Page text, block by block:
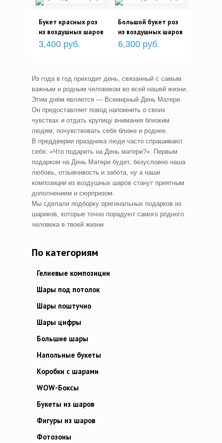
Букет красных роз
из воздушных шаров
3,400 руб.
Большой букет роз
из воздушных шаров
6,300 руб.
Из года в год приходит день, связанный с самым
важным и родным человеком во всей нашей жизни.
Этим днём является — Всемирный День Матери.
Он предоставляет повод напомнить о своих
чувствах и отдать крупицу внимания близким
людям, почувствовать себя ближе и роднее.
В преддверии праздника люди часто спрашивают
себя: «Что подарить на День матери?». Первым
подарком на День Матери будет, безусловно наша
любовь, отзывчивость и забота, ну а наши
композиции из воздушных шаров станут приятным
дополнением и сюрпризом.
Мы сделали подборку оригинальных подарков из
шариков, которые точно порадуют самого родного
человека в твоей жизни.
По категориям
Гелиевые композиции
Шары под потолок
Шары поштучно
Шары цифры
Большие шары
Напольные букеты
Коробки с шарами
WOW-Боксы
Букеты из шаров
Фигуры из шаров
Фотозоны